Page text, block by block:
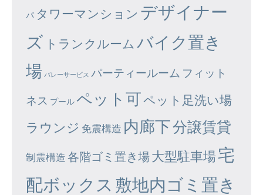
パ タワーマンション デザイナー
ズ トランクルーム バイク置き
場 バレーサービス パーティールーム フィット
ネス プール ペット可ペット足洗い場
ラウンジ 免震構造 内廊下分譲賃貸
制震構造 各階ゴミ置き場大型駐車場宅
配ボックス 敷地内ゴミ置き